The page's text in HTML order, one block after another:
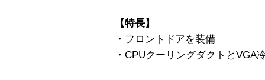
【特長】
・フロントドアを装備
・CPUクーリングダクトとVGA